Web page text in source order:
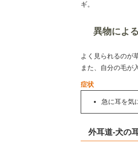
ギ
異物によ
よく見られるのが
また、自分の毛が
症状
急に耳を気
外耳道-犬の